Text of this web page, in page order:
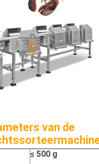
van de
≤ 500 g